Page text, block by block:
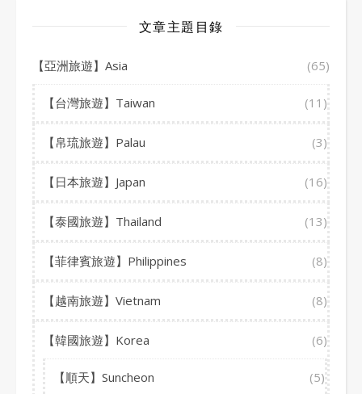
文章主題目錄
【亞洲旅遊】Asia (65)
【台灣旅遊】Taiwan (11)
【帛琉旅遊】Palau (3)
【日本旅遊】Japan (16)
【泰國旅遊】Thailand (13)
【菲律賓旅遊】Philippines (8)
【越南旅遊】Vietnam (8)
【韓國旅遊】Korea (6)
【順天】Suncheon (5)